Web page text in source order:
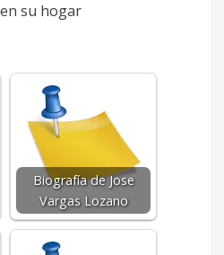
su hogar
Biografía de Jose
Vargas Lozano